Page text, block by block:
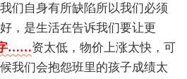
们自身有所缺陷所以我们必须
，是生活在告诉我们要让更
……资太低，物价上涨太快，可
我们会抱怨班里的孩子成绩太